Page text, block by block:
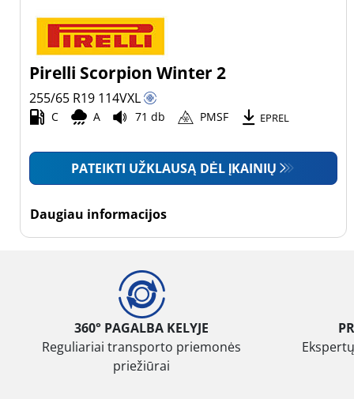
parinkčių
Pirelli Scorpion Winter 2
255/65 R19 114VXL
C A 71 db PMSF EPREL
PATEIKTI UŽKLAUSĄ DĖL ĮKAINIŲ
Daugiau informacijos
360° PAGALBA KELYJE
Reguliariai transporto priemonės
priežiūrai